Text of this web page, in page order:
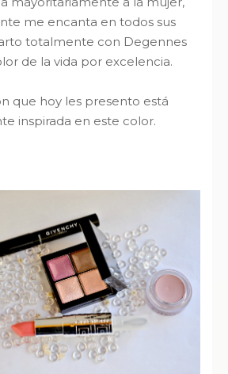
me encanta en todos sus
totalmente con Degennes
de la vida por excelencia.
que hoy les presento está
inspirada en este color.